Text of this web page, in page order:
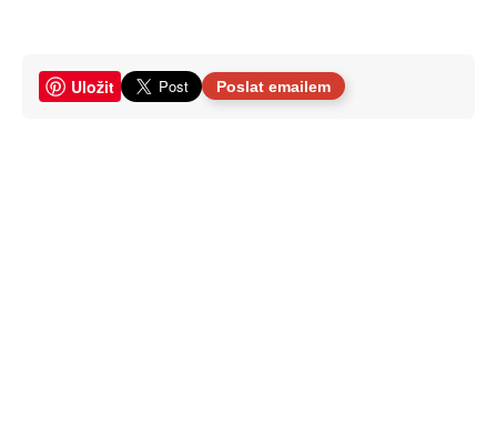
Uložit Poslat emailem